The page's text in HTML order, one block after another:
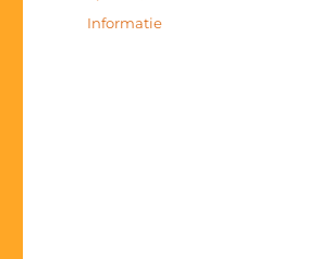
op
Categorieën
Informatie